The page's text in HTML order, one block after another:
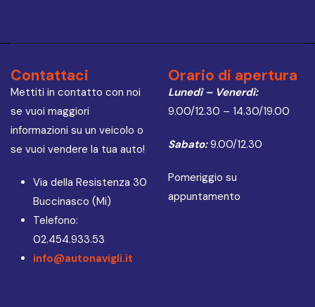
Contattaci
Mettiti in contatto con noi
se vuoi maggiori
informazioni su un veicolo o
se vuoi vendere la tua auto!
Via della Resistenza 30
Buccinasco (Mi)
Telefono:
02.454.933.53
info@autonavigli.it
Orario di apertura
Lunedì – Venerdì:
9.00/12.30 – 14.30/19.00
Sabato:9.00/12.30
Pomeriggio su
appuntamento